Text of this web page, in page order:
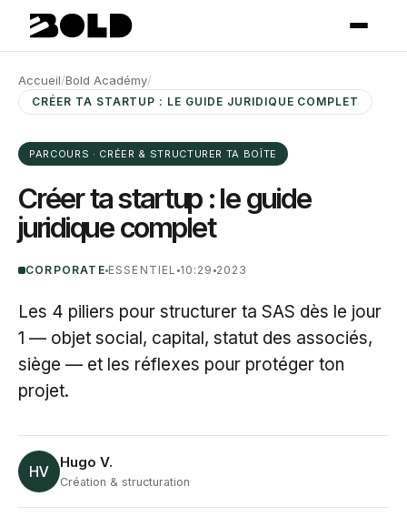
Accueil/Bold Académy/
CRÉER TA STARTUP : LE GUIDE JURIDIQUE COMPLET
PARCOURS · CRÉER & STRUCTURER TA BOÎTE
Créer ta startup : le guide
juridique complet
CORPORATE ESSENTIEL 10:29 2023
Les 4 piliers pour structurer ta SAS dès le jour
1 — objet social, capital, statut des associés,
siège — et les réflexes pour protéger ton
projet.
HV
Hugo V.
Création & structuration